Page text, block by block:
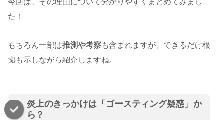
今回は、その理由について分かりやすくまとめてみまし
た！
もちろん一部は推測や考察も含まれますが、できるだけ根
拠も示しながら紹介しますね。
炎上のきっかけは「ゴースティング疑惑」か
ら？